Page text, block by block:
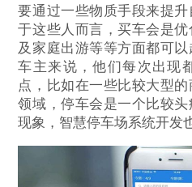
要通过一些物质手段来提
于这些人而言，买车会是
及家庭出游等等方面都可
车主来说，他们每次出现
点，比如在一些比较大型
领域，停车会是一个比较
现象，智慧停车场系统开发